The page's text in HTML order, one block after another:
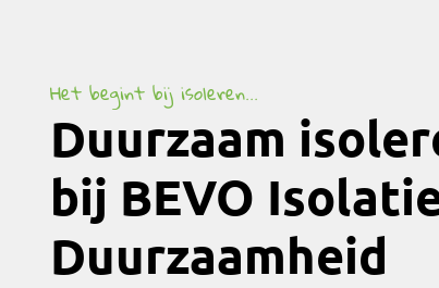
Het begint bij isoleren...
Duurzaam
bij BEVO
Duurzaamheid